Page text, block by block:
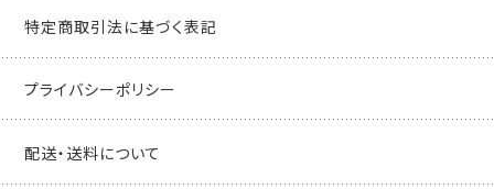
特定商取引法に基づく表記
プライバシーポリシー
配送・送料について